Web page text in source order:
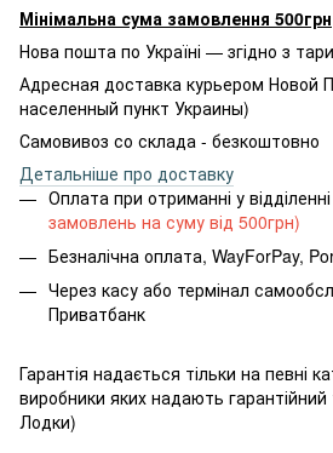
Мінімальна сума замовлення 500грн
Нова пошта по Україні — згідно з
Адресная доставка курьером Новой
населенный пункт Украины)
Самовивоз со склада - безкоштовно
Детальніше про доставку
Оплата при отриманні у
замовлень на суму від 500грн)
Безналічна оплата, WayForPay,
Через касу або термінал
Приватбанк
Гарантія надається тільки на певні
виробники яких надають
Лодки)